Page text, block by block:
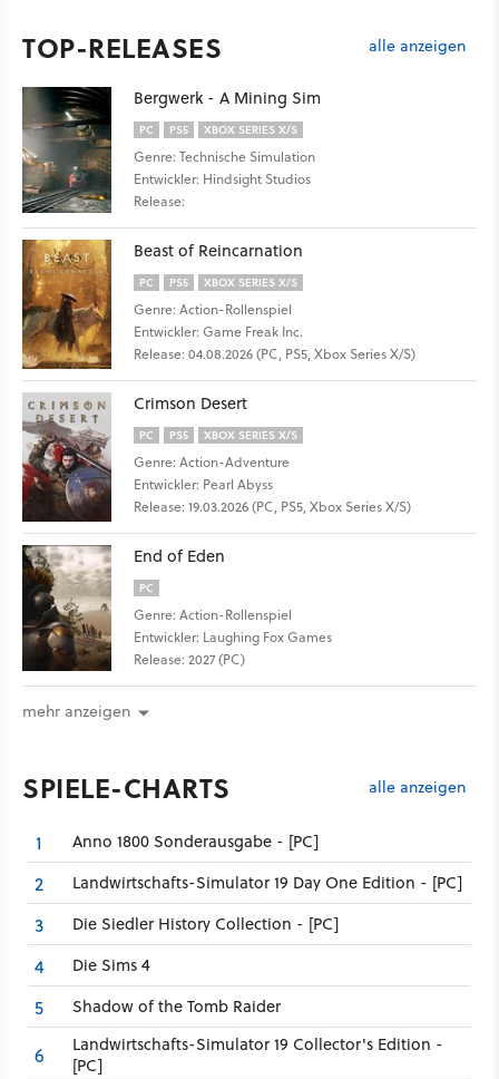
TOP-RELEASES alle anzeigen
Bergwerk - A Mining Sim
PC PS5 XBOX SERIES X/S
Genre: Technische Simulation
Entwickler: Hindsight Studios
Release:
Beast of Reincarnation
PC PS5 XBOX SERIES X/S
Genre: Action-Rollenspiel
Entwickler: Game Freak Inc.
Release: 04.08.2026 (PC, PS5, Xbox Series X/S)
Crimson Desert
PC PS5 XBOX SERIES X/S
Genre: Action-Adventure
Entwickler: Pearl Abyss
Release: 19.03.2026 (PC, PS5, Xbox Series X/S)
End of Eden
PC
Genre: Action-Rollenspiel
Entwickler: Laughing Fox Games
Release: 2027 (PC)
mehr anzeigen
SPIELE-CHARTS alle anzeigen
1 Anno 1800 Sonderausgabe - [PC]
2 Landwirtschafts-Simulator 19 Day One Edition - [PC]
3 Die Siedler History Collection - [PC]
4 Die Sims 4
5 Shadow of the Tomb Raider
6
Landwirtschafts-Simulator 19 Collector's Edition -
[PC]